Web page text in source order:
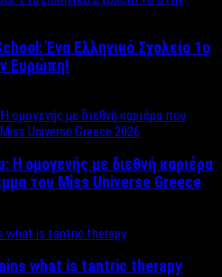
Ένα Ελληνικό Σχολείo 1ο
Ευρώπη!
Η ομογενής με διεθνή καριέρα
του Miss Universe Greece
what is tantric therapy